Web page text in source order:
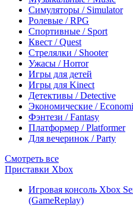
Симуляторы / Simulator
Ролевые / RPG
Спортивные / Sport
Квест / Quest
Стрелялки / Shooter
Ужасы / Horror
Игры для детей
Игры для Kinect
Детективы / Detective
Экономические /
Фэнтези / Fantasy
Платформер / Platformer
Для вечеринок / Party
Смотреть все
Приставки Xbox
Игровая консоль Xbox
(GameReplay)